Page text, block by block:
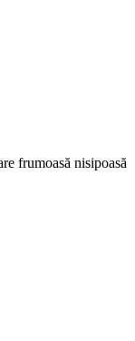
frumoasă nisipoasă